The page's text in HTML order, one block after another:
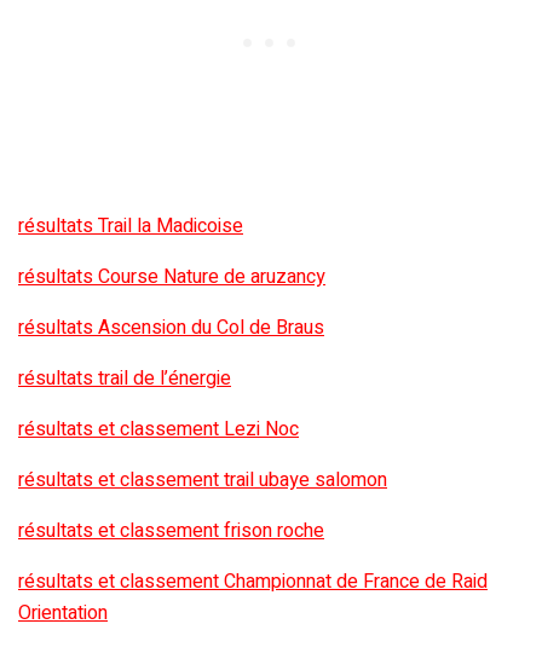
résultats Trail la Madicoise
résultats Course Nature de aruzancy
résultats Ascension du Col de Braus
résultats trail de l’énergie
résultats et classement Lezi Noc
résultats et classement trail ubaye salomon
résultats et classement frison roche
résultats et classement Championnat de France de Raid
Orientation